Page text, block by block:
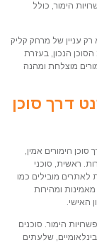
הימור, כולל
רק עניין של מרחק קליק
הנכון, בעזרת
מוצלחת ומהנה
דרך סוכן
הימורים אמין,
ראשית, סוכני
לאתרים מובילים כמו
מאמינות ומהירות
האישי.
הימור. סוכנים
שלעתים